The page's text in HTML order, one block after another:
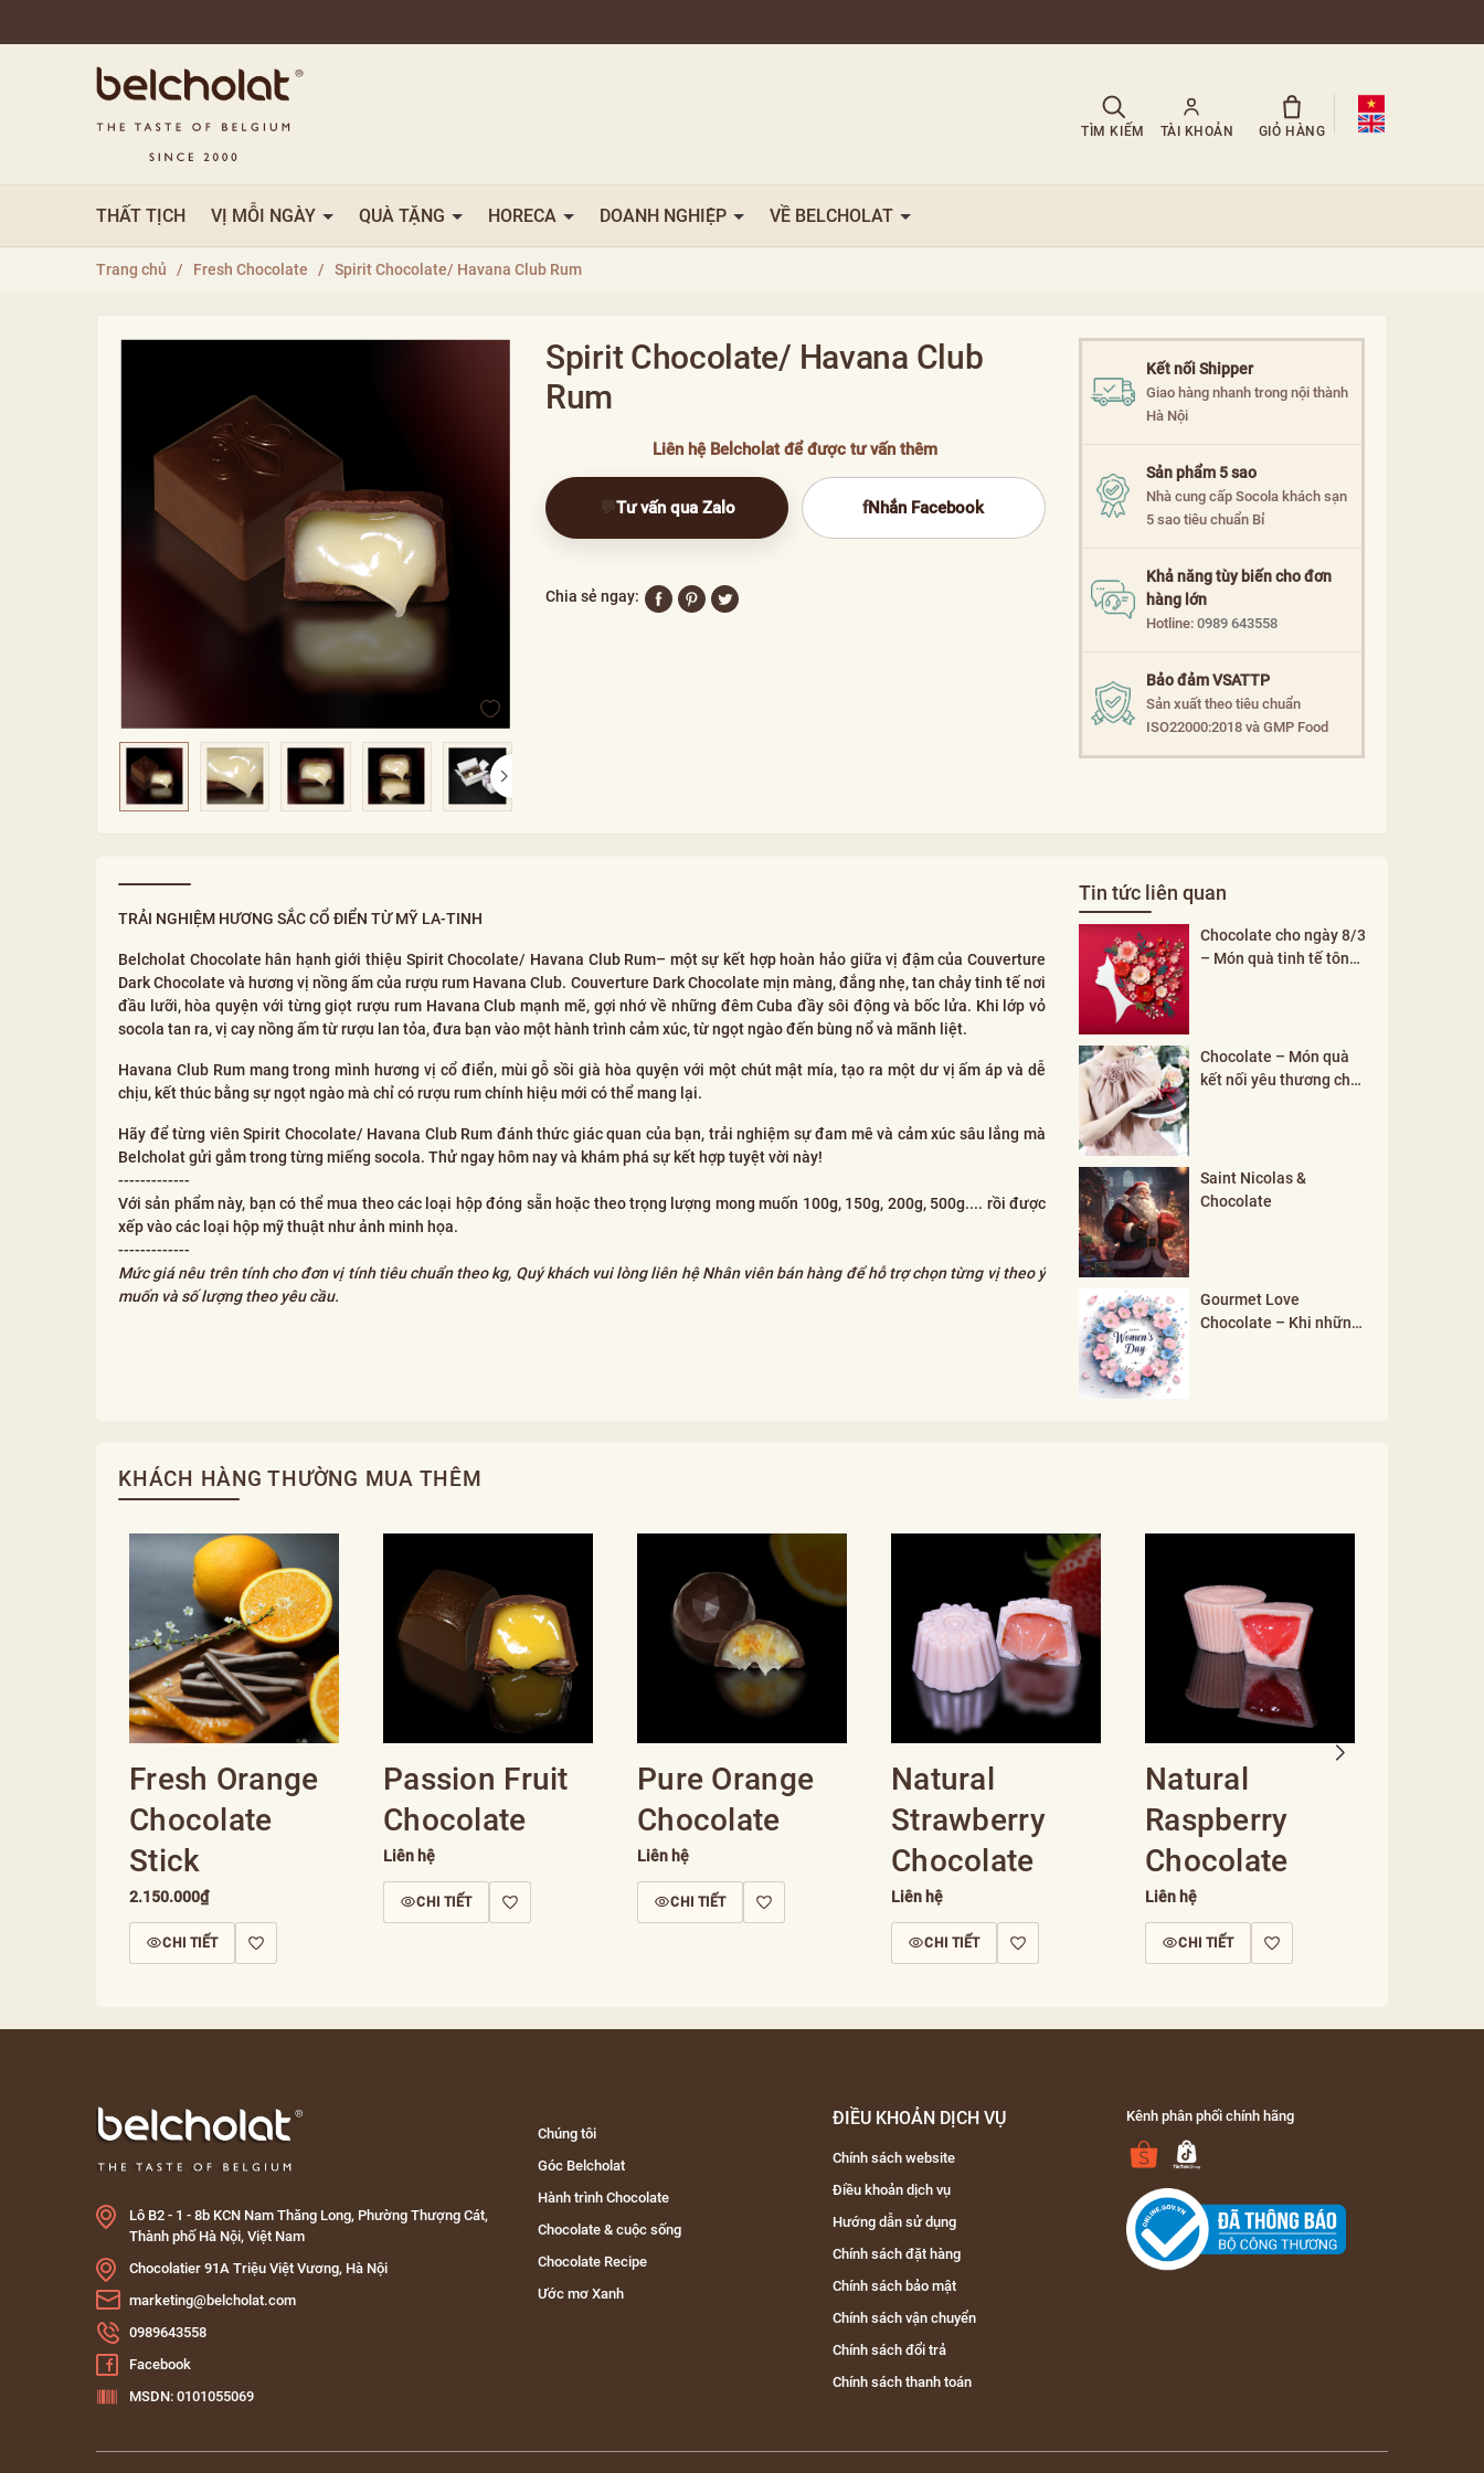
TÌM KIẾM TÀI KHOẢN GIỎ HÀNG
THẤT TỊCH VỊ MỖI NGÀY QUÀ TẶNG HORECA DOANH NGHIỆP VỀ BELCHOLAT
Trang chủ / Fresh Chocolate / Spirit Chocolate/ Havana Club Rum
Spirit Chocolate/ Havana Club
Rum
Liên hệ Belcholat để được tư vấn thêm
Tư vấn qua Zalo fNhắn Facebook
Chia sẻ ngay:
Kết nối Shipper
Giao hàng nhanh trong nội thành
Hà Nội
Sản phẩm 5 sao
Nhà cung cấp Socola khách sạn
5 sao tiêu chuẩn Bỉ
Khả năng tùy biến cho đơn
hàng lớn
Hotline: 0989 643558
Bảo đảm VSATTP
Sản xuất theo tiêu chuẩn
ISO22000:2018 và GMP Food
TRẢI NGHIỆM HƯƠNG SẮC CỔ ĐIỂN TỪ MỸ LA-TINH
Belcholat Chocolate hân hạnh giới thiệu Spirit Chocolate/ Havana Club Rum– một sự kết hợp hoàn hảo giữa vị đậm của Couverture
Dark Chocolate và hương vị nồng ấm của rượu rum Havana Club. Couverture Dark Chocolate mịn màng, đắng nhẹ, tan chảy tinh tế nơi
đầu lưỡi, hòa quyện với từng giọt rượu rum Havana Club mạnh mẽ, gợi nhớ về những đêm Cuba đầy sôi động và bốc lửa. Khi lớp vỏ
socola tan ra, vị cay nồng ấm từ rượu lan tỏa, đưa bạn vào một hành trình cảm xúc, từ ngọt ngào đến bùng nổ và mãnh liệt.
Havana Club Rum mang trong mình hương vị cổ điển, mùi gỗ sồi già hòa quyện với một chút mật mía, tạo ra một dư vị ấm áp và dễ
chịu, kết thúc bằng sự ngọt ngào mà chỉ có rượu rum chính hiệu mới có thể mang lại.
Hãy để từng viên Spirit Chocolate/ Havana Club Rum đánh thức giác quan của bạn, trải nghiệm sự đam mê và cảm xúc sâu lắng mà
Belcholat gửi gắm trong từng miếng socola. Thử ngay hôm nay và khám phá sự kết hợp tuyệt vời này!
-------------
Với sản phẩm này, bạn có thể mua theo các loại hộp đóng sẵn hoặc theo trọng lượng mong muốn 100g, 150g, 200g, 500g.... rồi được
xếp vào các loại hộp mỹ thuật như ảnh minh họa.
-------------
Mức giá nêu trên tính cho đơn vị tính tiêu chuẩn theo kg, Quý khách vui lòng liên hệ Nhân viên bán hàng để hỗ trợ chọn từng vị theo ý
muốn và số lượng theo yêu cầu.
Tin tức liên quan
Chocolate cho ngày 8/3
– Món quà tinh tế tôn
Chocolate – Món quà
kết nối yêu thương cho
Saint Nicolas &
Chocolate
Gourmet Love
Chocolate – Khi những
KHÁCH HÀNG THƯỜNG MUA THÊM
Fresh Orange
Chocolate
Stick
2.150.000₫
CHI TIẾT
Passion Fruit
Chocolate
Liên hệ
CHI TIẾT
Pure Orange
Chocolate
Liên hệ
CHI TIẾT
Natural
Strawberry
Chocolate
Liên hệ
CHI TIẾT
Natural
Raspberry
Chocolate
Liên hệ
CHI TIẾT
Lô B2 - 1 - 8b KCN Nam Thăng Long, Phường Thượng Cát,
Thành phố Hà Nội, Việt Nam
Chocolatier 91A Triệu Việt Vương, Hà Nội
marketing@belcholat.com
0989643558
Facebook
MSDN: 0101055069
Chúng tôi
Góc Belcholat
Hành trình Chocolate
Chocolate & cuộc sống
Chocolate Recipe
Ước mơ Xanh
ĐIỀU KHOẢN DỊCH VỤ
Chính sách website
Điều khoản dịch vụ
Hướng dẫn sử dụng
Chính sách đặt hàng
Chính sách bảo mật
Chính sách vận chuyển
Chính sách đổi trả
Chính sách thanh toán
Kênh phân phối chính hãng